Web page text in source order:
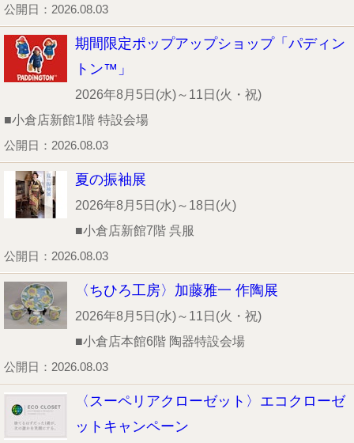
公開日：2026.08.03
期間限定ポップアップショップ「パディン
トン™」
2026年8月5日(水)～11日(火・祝)
■小倉店新館1階 特設会場
公開日：2026.08.03
夏の振袖展
2026年8月5日(水)～18日(火)
■小倉店新館7階 呉服
公開日：2026.08.03
〈ちひろ工房〉加藤雅一 作陶展
2026年8月5日(水)～11日(火・祝)
■小倉店本館6階 陶器特設会場
公開日：2026.08.03
〈スーペリアクローゼット〉エコクローゼ
ットキャンペーン